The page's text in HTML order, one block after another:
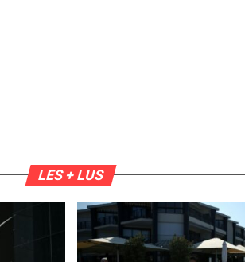
LES + LUS